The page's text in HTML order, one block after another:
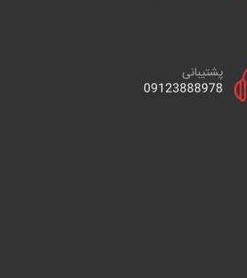
پشتیبانی
09123888978